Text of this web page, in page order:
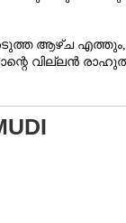
ആഴ്ച എത്തും,
വില്ലൻ